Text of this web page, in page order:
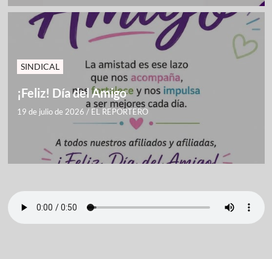
SINDICAL
¡Feliz! Día del Amigo
19 de julio de 2026 / EL REPORTERO